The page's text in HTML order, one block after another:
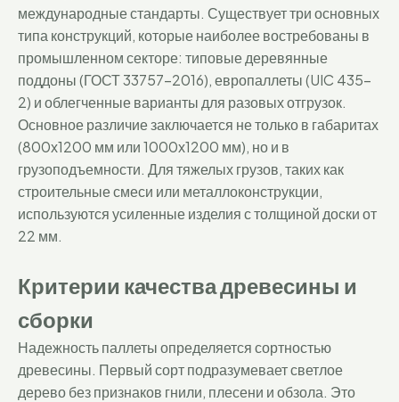
международные стандарты. Существует три основных
типа конструкций, которые наиболее востребованы в
промышленном секторе: типовые деревянные
поддоны (ГОСТ 33757-2016), европаллеты (UIC 435-
2) и облегченные варианты для разовых отгрузок.
Основное различие заключается не только в габаритах
(800х1200 мм или 1000х1200 мм), но и в
грузоподъемности. Для тяжелых грузов, таких как
строительные смеси или металлоконструкции,
используются усиленные изделия с толщиной доски от
22 мм.
Критерии качества древесины и
сборки
Надежность паллеты определяется сортностью
древесины. Первый сорт подразумевает светлое
дерево без признаков гнили, плесени и обзола. Это